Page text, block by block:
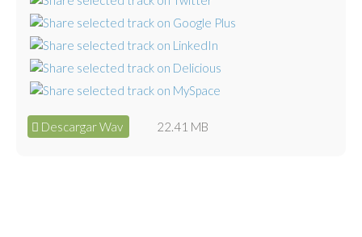
Descargar Wav 22.41 MB